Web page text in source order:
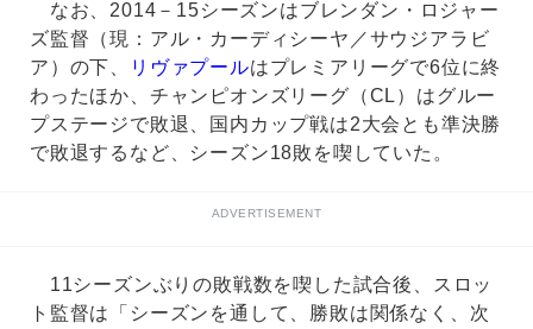
なお、2014－15シーズンはブレンダン・ロジャー
ズ監督（現：アル・カーディシーヤ／サウジアラビ
ア）の下、
リヴァプールはプレミアリーグで6位に終
わったほか、チャンピオンズリーグ（CL）はグルー
プステージで敗退、国内カップ戦は2大会とも準決勝
で敗退するなど、シーズン18敗を喫していた。
ADVERTISEMENT
11シーズンぶりの敗戦数を喫した試合後、スロッ
ト監督は「シーズンを通して、勝敗は関係なく、次